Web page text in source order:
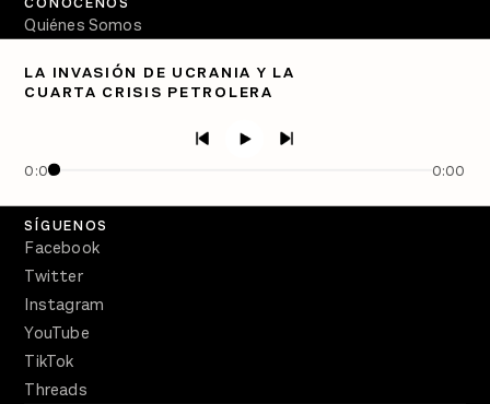
LA INVASIÓN DE UCRANIA Y LA
CUARTA CRISIS PETROLERA
0:00 0:00
Quiénes Somos
PÓDCASTS
Crecer en Distopía
SÍGUENOS
Facebook
Twitter
Instagram
YouTube
TikTok
Threads